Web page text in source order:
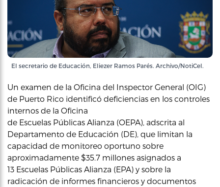
El secretario de Educación, Eliezer Ramos Parés. Archivo/NotiCel.
Un examen de la Oficina del Inspector General (OIG)
de Puerto Rico identificó deficiencias en los controles
internos de la Oficina
de Escuelas Públicas Alianza (OEPA), adscrita al
Departamento de Educación (DE), que limitan la
capacidad de monitoreo oportuno sobre
aproximadamente $35.7 millones asignados a
13 Escuelas Públicas Alianza (EPA) y sobre la
radicación de informes financieros y documentos